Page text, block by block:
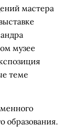
мастера
музее
теме
образования.